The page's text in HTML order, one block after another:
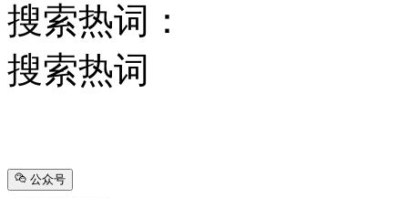
搜索热词：
搜索热词
公众号